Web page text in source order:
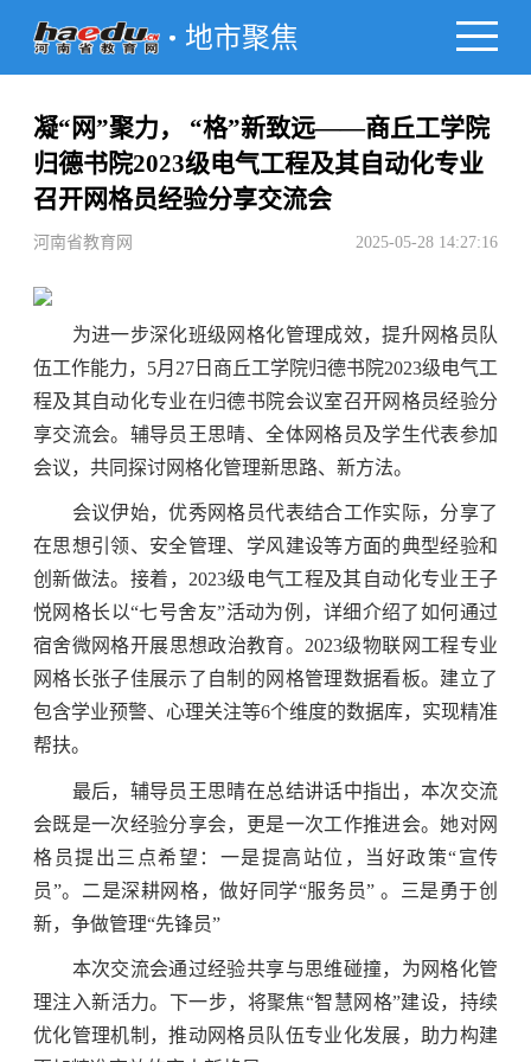
地市聚焦
凝“网”聚力， “格”新致远——商丘工学院
归德书院2023级电气工程及其自动化专业
召开网格员经验分享交流会
河南省教育网 2025-05-28 14:27:16
为进一步深化班级网格化管理成效，提升网格员队
伍工作能力，5月27日商丘工学院归德书院2023级电气工
程及其自动化专业在归德书院会议室召开网格员经验分
享交流会。辅导员王思晴、全体网格员及学生代表参加
会议，共同探讨网格化管理新思路、新方法。
会议伊始，优秀网格员代表结合工作实际，分享了
在思想引领、安全管理、学风建设等方面的典型经验和
创新做法。接着，2023级电气工程及其自动化专业王子
悦网格长以“七号舍友”活动为例，详细介绍了如何通过
宿舍微网格开展思想政治教育。2023级物联网工程专业
网格长张子佳展示了自制的网格管理数据看板。建立了
包含学业预警、心理关注等6个维度的数据库，实现精准
帮扶。
最后，辅导员王思晴在总结讲话中指出，本次交流
会既是一次经验分享会，更是一次工作推进会。她对网
格员提出三点希望：一是提高站位，当好政策“宣传
员”。二是深耕网格，做好同学“服务员” 。三是勇于创
新，争做管理“先锋员”
本次交流会通过经验共享与思维碰撞，为网格化管
理注入新活力。下一步，将聚焦“智慧网格”建设，持续
优化管理机制，推动网格员队伍专业化发展，助力构建